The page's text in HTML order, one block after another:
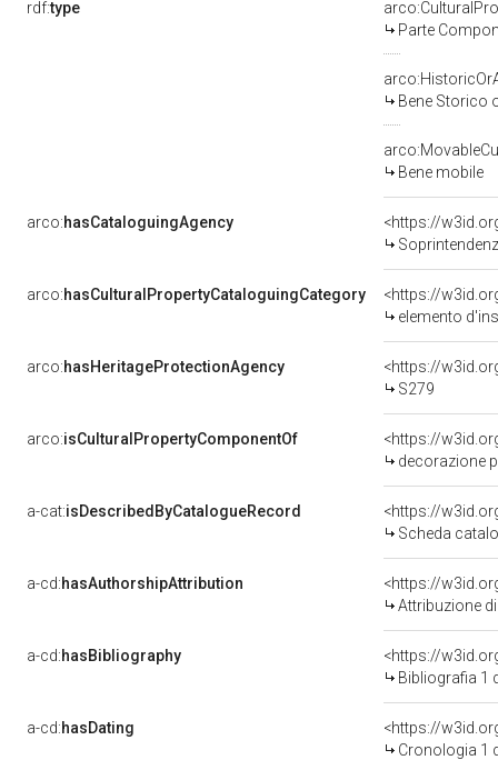
rdf:type
Parte
Bene Storico
Bene mobile
arco:hasCataloguingAgency
<https://
arco:hasCulturalPropertyCataloguingCategory
<https://
elemento
arco:hasHeritageProtectionAgency
<https://
S279
arco:isCulturalPropertyComponentOf
<https://
decorazione
a-cat:isDescribedByCatalogueRecord
<https://
Scheda
a-cd:hasAuthorshipAttribution
Attribuzione
a-cd:hasBibliography
<https://
Bibliografia 1
a-cd:hasDating
<https://
Cronologia 1